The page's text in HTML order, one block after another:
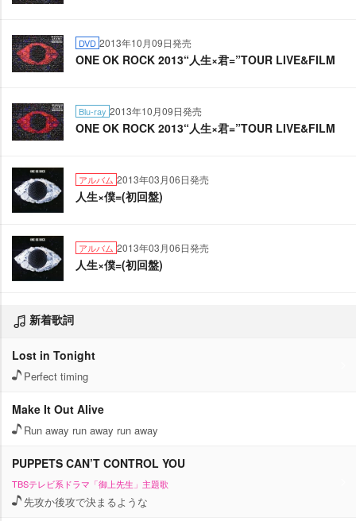
DVD 2013年10月09日発売
ONE OK ROCK 2013“人生×君=”TOUR LIVE&FILM
Blu-ray 2013年10月09日発売
ONE OK ROCK 2013“人生×君=”TOUR LIVE&FILM
アルバム 2013年03月06日発売
人生×僕=(初回盤)
アルバム 2013年03月06日発売
人生×僕=(初回盤)
新着歌詞
Lost in Tonight
Perfect timing
Make It Out Alive
Run away run away run away
PUPPETS CAN’T CONTROL YOU
TBSテレビ系ドラマ「御上先生」主題歌
先攻か後攻で決まるような